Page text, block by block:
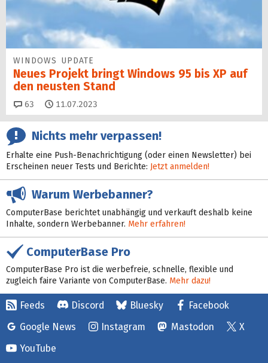
WINDOWS UPDATE
Neues Projekt bringt Windows 95 bis XP auf
den neusten Stand
63 Kommentare
11.07.2023
Nichts mehr verpassen!
Erhalte eine Push-Benachrichtigung (oder einen Newsletter) bei
Erscheinen neuer Tests und Berichte: Jetzt anmelden!
Warum Werbebanner?
ComputerBase berichtet unabhängig und verkauft deshalb keine
Inhalte, sondern Werbebanner. Mehr erfahren!
ComputerBase Pro
ComputerBase Pro ist die werbefreie, schnelle, flexible und
zugleich faire Variante von ComputerBase. Mehr dazu!
Feeds Discord Bluesky
Facebook
Google News
Instagram Mastodon
X
YouTube